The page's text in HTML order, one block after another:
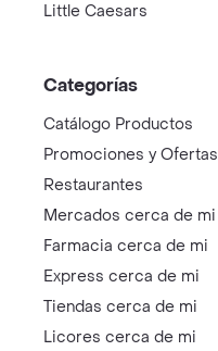
Little Caesars
Categorías
Catálogo Productos
Promociones y Ofertas
Restaurantes
Mercados cerca de mi
Farmacia cerca de mi
Express cerca de mi
Tiendas cerca de mi
Licores cerca de mi